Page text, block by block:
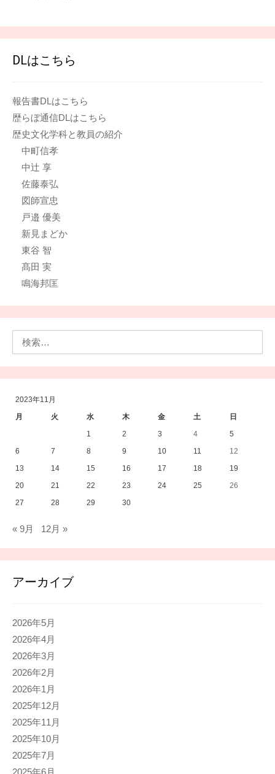
ー
DLはこちら
報告書DLはこちら
歴らぼ通信DLはこちら
歴史文化学科と教員の紹介
中町信孝
中辻 享
佐藤泰弘
図師宣忠
戸邉 優美
新見まどか
東谷 智
髙田 実
鳴海邦匡
2023年11月
月
火 水 木 金 土
日
1
2 3 4
5
6
7 8 9 10 11
12
13
14 15 16 17 18
19
20
21 22 23 24 25
26
27
28 29 30
« 9月 12月 »
アーカイブ
2026年5月
2026年4月
2026年3月
2026年2月
2026年1月
2025年12月
2025年11月
2025年10月
2025年7月
2025年6月